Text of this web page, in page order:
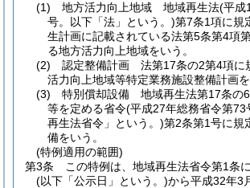
(1)
地方活力向上地域 地域再生法(平成
号。以下「法」という。)第7条1項に規
生計画に記載されている法第5条第4項
る地方活力向上地域をいう。
(2)
認定整備計画 法第17条の2第4項に
活力向上地域等特定業務施設整備計画を
(3)
特別償却設備 地域再生法第17条の
等を定める省令(平成27年総務省令第73
再生法省令」という。)第2条第1号に規
備をいう。
(特例適用の範囲)
第3条
この特例は、地域再生法省令第1条
(以下「公示日」という。)から平成32年3